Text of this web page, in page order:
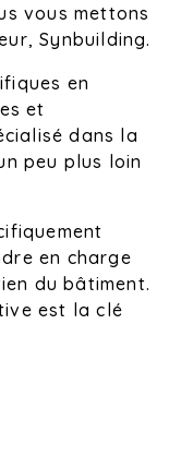
vous mettons
Synbuilding.
en
et
dans la
peu plus loin
en charge
du bâtiment.
est la clé